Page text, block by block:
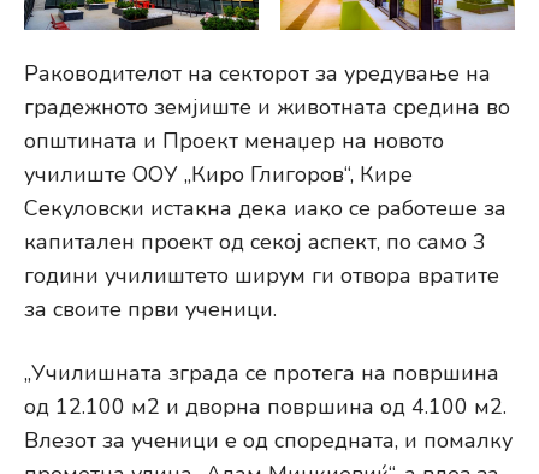
Раководителот на секторот за уредување на
градежното земјиште и животната средина во
општината и Проект менаџер на новото
училиште ООУ „Киро Глигоров“, Кире
Секуловски истакна дека иако се работеше за
капитален проект од секој аспект, по само 3
години училиштето ширум ги отвора вратите
за своите први ученици.
„Училишната зграда се протега на површина
од 12.100 м2 и дворна површина од 4.100 м2.
Влезот за ученици е од споредната, и помалку